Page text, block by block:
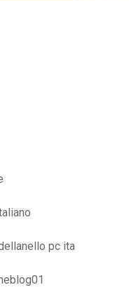
pc ita